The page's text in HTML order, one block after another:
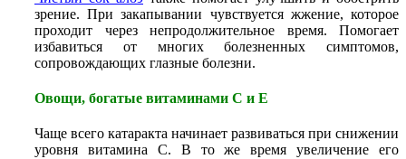
зрение. При закапывании чувствуется жжение, которое
проходит через непродолжительное время. Помогает
избавиться от многих болезненных симптомов,
сопровождающих глазные болезни.
Овощи, богатые витаминами С и Е
Чаще всего катаракта начинает развиваться при снижении
уровня витамина С. В то же время увеличение его